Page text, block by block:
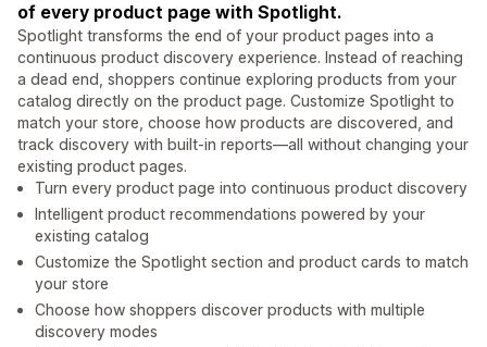
of every product page with Spotlight.
Spotlight transforms the end of your product pages into a
continuous product discovery experience. Instead of reaching
a dead end, shoppers continue exploring products from your
catalog directly on the product page. Customize Spotlight to
match your store, choose how products are discovered, and
track discovery with built-in reports—all without changing your
existing product pages.
Turn every product page into continuous product discovery
Intelligent product recommendations powered by your
existing catalog
Customize the Spotlight section and product cards to match
your store
Choose how shoppers discover products with multiple
discovery modes